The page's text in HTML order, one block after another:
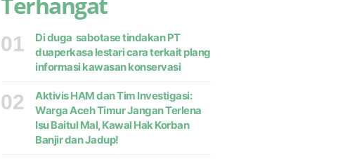
01
Di duga sabotase tindakan PT
duaperkasa lestari cara terkait plang
informasi kawasan konservasi
02
Aktivis HAM dan Tim Investigasi:
Warga Aceh Timur Jangan Terlena
Isu Baitul Mal, Kawal Hak Korban
Banjir dan Jadup!